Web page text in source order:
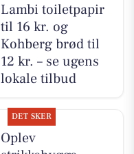
Lambi toiletpapir
til 16 kr. og
Kohberg brød til
12 kr. – se ugens
lokale tilbud
DET SKER
Oplev